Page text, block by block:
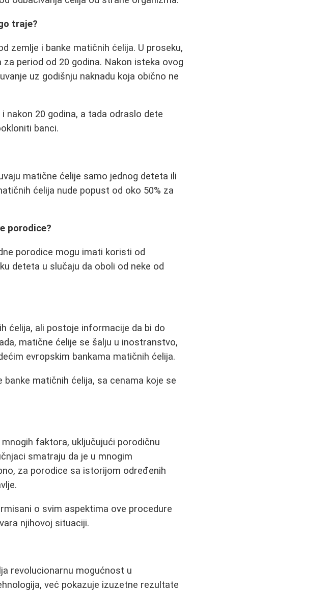
traje?
zemlje i banke matičnih ćelija. U proseku,
period od 20 godina. Nakon isteka ovog
uz godišnju naknadu koja obično ne
nakon 20 godina, a tada odraslo dete
banci.
matične ćelije samo jednog deteta ili
ćelija nude popust od oko 50% za
porodice?
porodice mogu imati koristi od
deteta u slučaju da oboli od neke od
ćelija, ali postoje informacije da bi do
matične ćelije se šalju u inostranstvo,
evropskim bankama matičnih ćelija.
matičnih ćelija, sa cenama koje se
faktora, uključujući porodičnu
smatraju da je u mnogim
za porodice sa istorijom određenih
o svim aspektima ove procedure
njihovoj situaciji.
revolucionarnu mogućnost u
već pokazuje izuzetne rezultate